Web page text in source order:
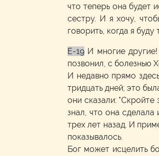
что теперь она будет
сестру. И я хочу,
говорить, когда я буду
E-19 И многие
позвонил, с болезнью
И недавно прямо
тридцать дней; это
они сказали: "Скройте
знал, что она
трех лет назад. И
показывалось.
Бог может исцелить